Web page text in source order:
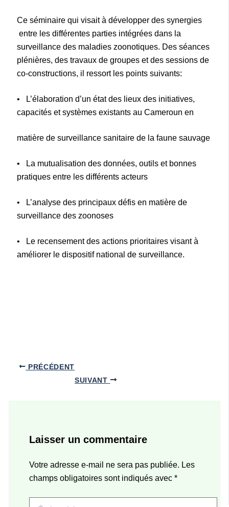
Ce séminaire qui visait à développer des synergies
entre les différentes parties intégrées dans la
surveillance des maladies zoonotiques. Des séances
plénières, des travaux de groupes et des sessions de
co-constructions, il ressort les points suivants:
• L’élaboration d’un état des lieux des initiatives,
capacités et systèmes existants au Cameroun en
matière de surveillance sanitaire de la faune sauvage
• La mutualisation des données, outils et bonnes
pratiques entre les différents acteurs
• L’analyse des principaux défis en matière de
surveillance des zoonoses
• Le recensement des actions prioritaires visant à
améliorer le dispositif national de surveillance.
PRÉCÉDENT
SUIVANT
Laisser un commentaire
Votre adresse e-mail ne sera pas publiée. Les
champs obligatoires sont indiqués avec *